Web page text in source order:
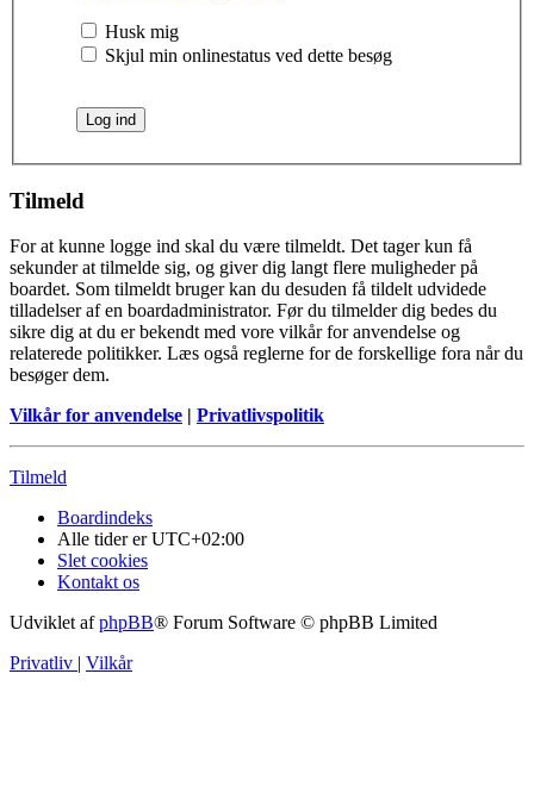
Husk mig
Skjul min onlinestatus ved dette besøg
Tilmeld
For at kunne logge ind skal du være tilmeldt. Det tager kun få
sekunder at tilmelde sig, og giver dig langt flere muligheder på
boardet. Som tilmeldt bruger kan du desuden få tildelt udvidede
tilladelser af en boardadministrator. Før du tilmelder dig bedes du
sikre dig at du er bekendt med vore vilkår for anvendelse og
relaterede politikker. Læs også reglerne for de forskellige fora når du
besøger dem.
Vilkår for anvendelse | Privatlivspolitik
Tilmeld
Boardindeks
Alle tider erUTC+02:00
Slet cookies
Kontakt os
Udviklet afphpBB® Forum Software © phpBB Limited
Privatliv | Vilkår